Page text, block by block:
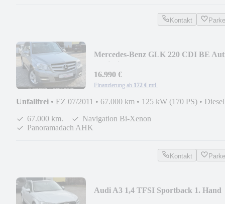
Kontakt
Mercedes-Benz GLK 220 CDI BE
16.990 €
Finanzierung ab 172 € mtl.
Unfallfrei • EZ 07/2011 • 67.000 km • 125 kW (170 PS) • Diesel
67.000 km.
Navigation Bi-Xenon
Panoramadach AHK
Kontakt
Audi A3 1,4 TFSI Sportback 1. Hand